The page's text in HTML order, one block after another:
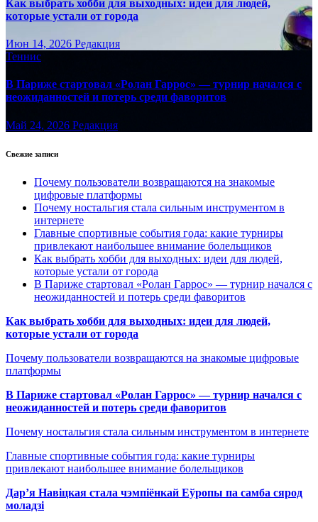
Как выбрать хобби для выходных: идеи для людей,
которые устали от города
Июн 14, 2026 Редакция
Теннис
В Париже стартовал «Ролан Гаррос» — турнир начался с
неожиданностей и потерь среди фаворитов
Май 24, 2026 Редакция
Свежие записи
Почему пользователи возвращаются на знакомые
цифровые платформы
Почему ностальгия стала сильным инструментом в
интернете
Главные спортивные события года: какие турниры
привлекают наибольшее внимание болельщиков
Как выбрать хобби для выходных: идеи для людей,
которые устали от города
В Париже стартовал «Ролан Гаррос» — турнир начался с
неожиданностей и потерь среди фаворитов
Как выбрать хобби для выходных: идеи для людей,
которые устали от города
Почему пользователи возвращаются на знакомые цифровые
платформы
В Париже стартовал «Ролан Гаррос» — турнир начался с
неожиданностей и потерь среди фаворитов
Почему ностальгия стала сильным инструментом в интернете
Главные спортивные события года: какие турниры
привлекают наибольшее внимание болельщиков
Дар’я Навіцкая стала чэмпіёнкай Еўропы па самба сярод
моладзі